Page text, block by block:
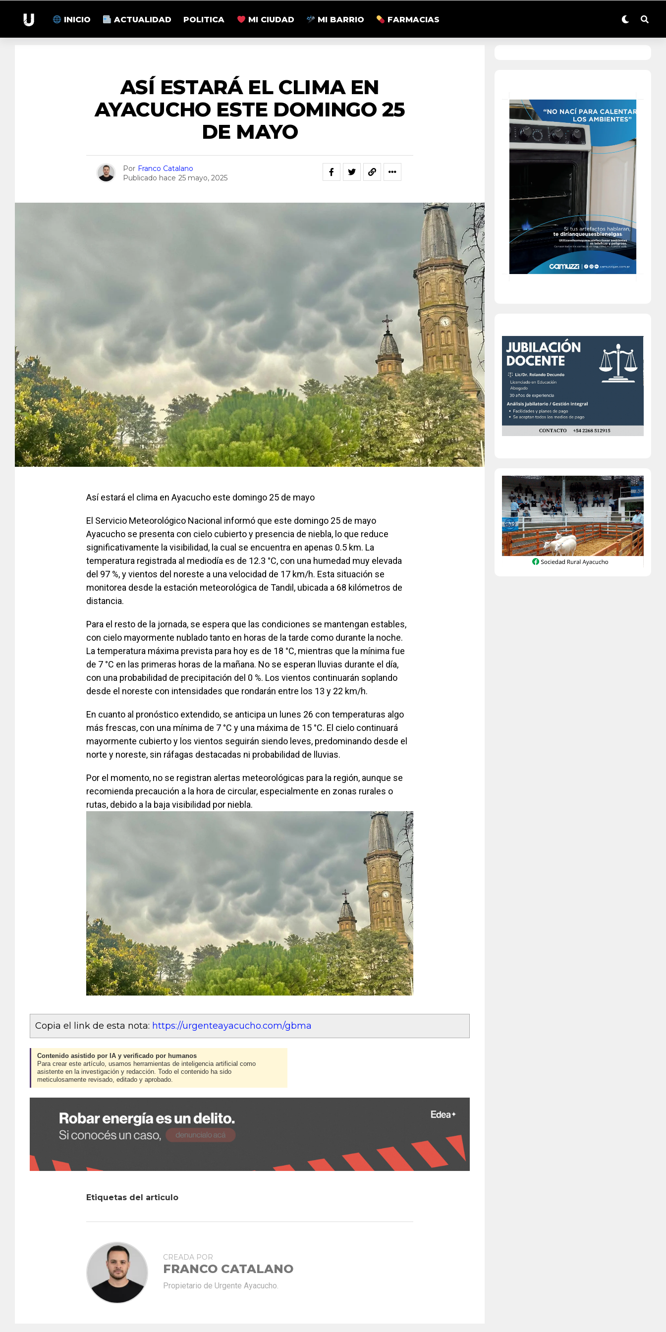
INICIO ACTUALIDAD POLITICA MI CIUDAD MI BARRIO FARMACIAS
ASÍ ESTARÁ EL CLIMA EN
AYACUCHO ESTE DOMINGO 25
DE MAYO
Por Franco Catalano
Publicado hace 25 mayo, 2025
Así estará el clima en Ayacucho este domingo 25 de mayo
El Servicio Meteorológico Nacional informó que este domingo 25 de mayo
Ayacucho se presenta con cielo cubierto y presencia de niebla, lo que reduce
significativamente la visibilidad, la cual se encuentra en apenas 0.5 km. La
temperatura registrada al mediodía es de 12.3 °C, con una humedad muy elevada
del 97 %, y vientos del noreste a una velocidad de 17 km/h. Esta situación se
monitorea desde la estación meteorológica de Tandil, ubicada a 68 kilómetros de
distancia.
Para el resto de la jornada, se espera que las condiciones se mantengan estables,
con cielo mayormente nublado tanto en horas de la tarde como durante la noche.
La temperatura máxima prevista para hoy es de 18 °C, mientras que la mínima fue
de 7 °C en las primeras horas de la mañana. No se esperan lluvias durante el día,
con una probabilidad de precipitación del 0 %. Los vientos continuarán soplando
desde el noreste con intensidades que rondarán entre los 13 y 22 km/h.
En cuanto al pronóstico extendido, se anticipa un lunes 26 con temperaturas algo
más frescas, con una mínima de 7 °C y una máxima de 15 °C. El cielo continuará
mayormente cubierto y los vientos seguirán siendo leves, predominando desde el
norte y noreste, sin ráfagas destacadas ni probabilidad de lluvias.
Por el momento, no se registran alertas meteorológicas para la región, aunque se
recomienda precaución a la hora de circular, especialmente en zonas rurales o
rutas, debido a la baja visibilidad por niebla.
Copia el link de esta nota: https://urgenteayacucho.com/gbma
Contenido asistido por IA y verificado por humanos
Para crear este artículo, usamos herramientas de inteligencia artificial como
asistente en la investigación y redacción. Todo el contenido ha sido
meticulosamente revisado, editado y aprobado.
Etiquetas del articulo
CREADA POR
FRANCO CATALANO
Propietario de Urgente Ayacucho.